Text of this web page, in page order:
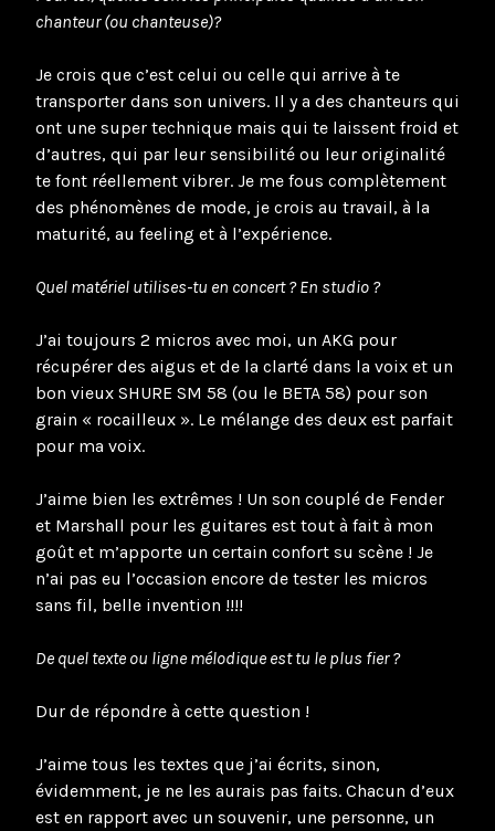
chanteur (ou chanteuse)?
Je crois que c’est celui ou celle qui arrive à te
transporter dans son univers. Il y a des chanteurs qui
ont une super technique mais qui te laissent froid et
d’autres, qui par leur sensibilité ou leur originalité
te font réellement vibrer. Je me fous complètement
des phénomènes de mode, je crois au travail, à la
maturité, au feeling et à l’expérience.
Quel matériel utilises-tu en concert ? En studio ?
J’ai toujours 2 micros avec moi, un AKG pour
récupérer des aigus et de la clarté dans la voix et un
bon vieux SHURE SM 58 (ou le BETA 58) pour son
grain « rocailleux ». Le mélange des deux est parfait
pour ma voix.
J’aime bien les extrêmes ! Un son couplé de Fender
et Marshall pour les guitares est tout à fait à mon
goût et m’apporte un certain confort su scène ! Je
n’ai pas eu l’occasion encore de tester les micros
sans fil, belle invention !!!!
De quel texte ou ligne mélodique est tu le plus fier ?
Dur de répondre à cette question !
J’aime tous les textes que j’ai écrits, sinon,
évidemment, je ne les aurais pas faits. Chacun d’eux
est en rapport avec un souvenir, une personne, un